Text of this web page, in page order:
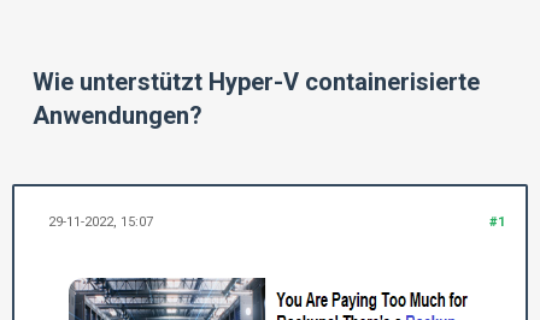
Wie unterstützt Hyper-V containerisierte
Anwendungen?
#1
29-11-2022, 15:07